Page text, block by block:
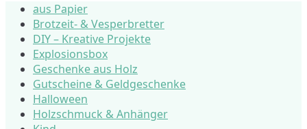
aus Papier
Brotzeit- & Vesperbretter
DIY – Kreative Projekte
Explosionsbox
Geschenke aus Holz
Gutscheine & Geldgeschenke
Halloween
Holzschmuck & Anhänger